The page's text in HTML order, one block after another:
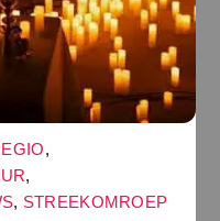
,
,
, STREEKOMROEP